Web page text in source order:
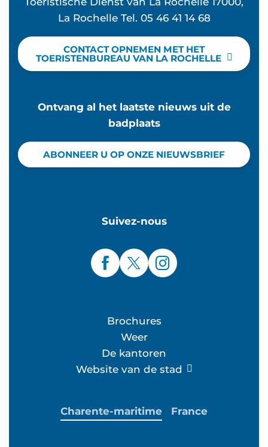
La Rochelle Tel. 05 46 41 14 68
CONTACT OPNEMEN MET HET
TOERISTENBUREAU VAN LA ROCHELLE
Ontvang al het laatste nieuws uit de
badplaats
ABONNEER U OP ONZE NIEUWSBRIEF
Suivez-nous
Brochures
Weer
De kantoren
Website van de stad
Charente-maritime France